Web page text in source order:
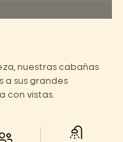
nuestras cabañas
a sus grandes
con vistas.